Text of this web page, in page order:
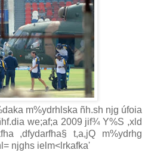
m%ydrhlska ñh.sh njg úfoia
we;af;a 2009 jif¾ Y%S ,xld
,dfydarfha§ t,a,jQ m%ydrhg
njghs ielm<lrkafka'